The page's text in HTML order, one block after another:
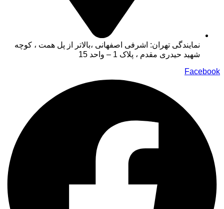
نمایندگی تهران: اشرفی اصفهانی ،بالاتر از پل همت ، کوچه
شهید حیدری مقدم ، پلاک 1 – واحد 15
Facebook